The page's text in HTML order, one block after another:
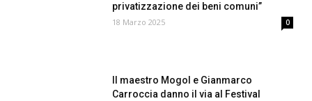
privatizzazione dei beni comuni”
18 Marzo 2025 0
Il maestro Mogol e Gianmarco
Carroccia danno il via al Festival